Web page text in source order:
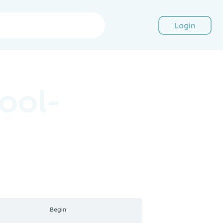
Login
Begin